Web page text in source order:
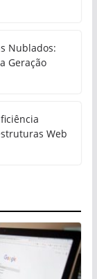
Nublados:
Geração
Web